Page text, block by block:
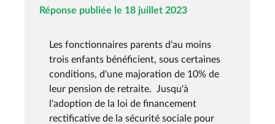
Réponse publiée le 18 juillet 2023
Les fonctionnaires parents d'au moins
trois enfants bénéficient, sous certaines
conditions, d'une majoration de 10% de
leur pension de retraite. Jusqu'à
l'adoption de la loi de financement
rectificative de la sécurité sociale pour